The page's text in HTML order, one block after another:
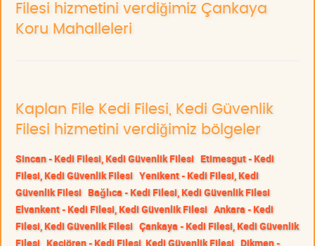
Filesi hizmetini verdiğimiz Çankaya
Koru Mahalleleri
Kaplan File Kedi Filesi, Kedi Güvenlik
Filesi hizmetini verdiğimiz bölgeler
Sincan - Kedi Filesi, Kedi Güvenlik Filesi Etimesgut - Kedi
Filesi, Kedi Güvenlik Filesi Yenikent - Kedi Filesi, Kedi
Güvenlik Filesi Bağlıca - Kedi Filesi, Kedi Güvenlik Filesi
Elvankent - Kedi Filesi, Kedi Güvenlik Filesi Ankara - Kedi
Filesi, Kedi Güvenlik Filesi Çankaya - Kedi Filesi, Kedi Güvenlik
Filesi Keçiören - Kedi Filesi, Kedi Güvenlik Filesi Dikmen -